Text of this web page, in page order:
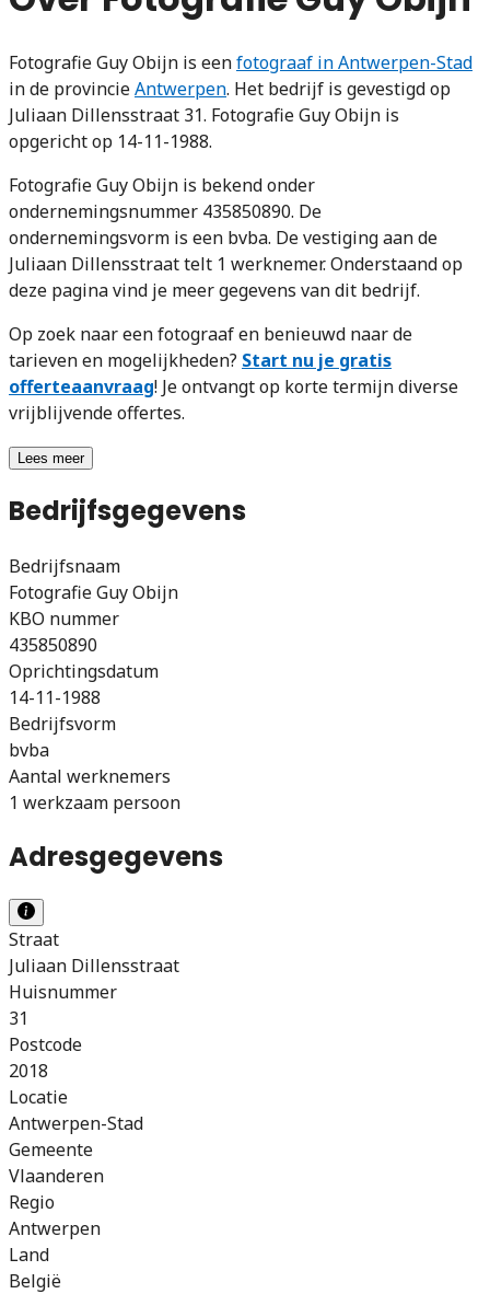
Fotografie Guy Obijn is eenfotograaf in Antwerpen-Stad
in de provincieAntwerpen. Het bedrijf is gevestigd op
Juliaan Dillensstraat 31. Fotografie Guy Obijn is
opgericht op 14-11-1988.
Fotografie Guy Obijn is bekend onder
ondernemingsnummer 435850890. De
ondernemingsvorm is een bvba. De vestiging aan de
Juliaan Dillensstraat telt 1 werknemer. Onderstaand op
deze pagina vind je meer gegevens van dit bedrijf.
Op zoek naar een fotograaf en benieuwd naar de
tarieven en mogelijkheden? Start nu je gratis
offerteaanvraag! Je ontvangt op korte termijn diverse
vrijblijvende offertes.
Lees meer
Bedrijfsgegevens
Bedrijfsnaam
Fotografie Guy Obijn
KBO nummer
435850890
Oprichtingsdatum
14-11-1988
Bedrijfsvorm
bvba
Aantal werknemers
1 werkzaam persoon
Adresgegevens
Straat
Juliaan Dillensstraat
Huisnummer
31
Postcode
2018
Locatie
Antwerpen-Stad
Gemeente
Vlaanderen
Regio
Antwerpen
Land
België